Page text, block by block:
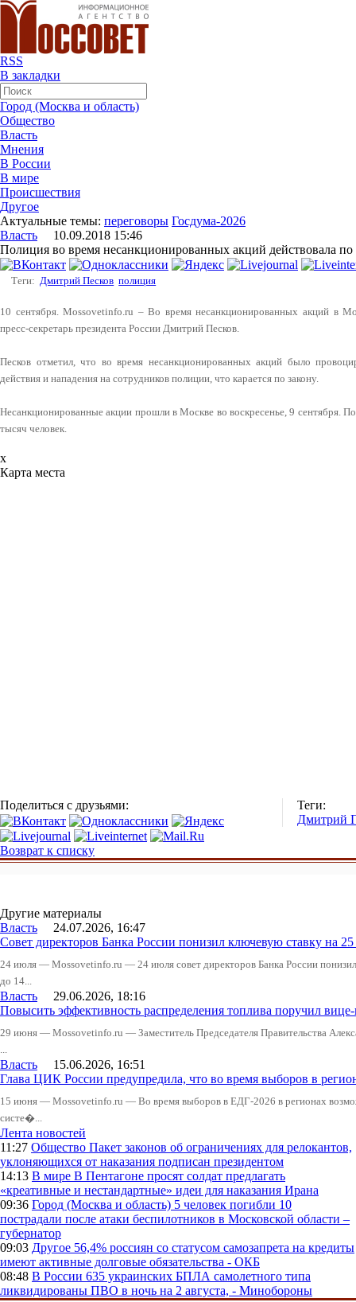
RSS
В закладки
Город (Москва и область)
Общество
Власть
Мнения
В России
В мире
Происшествия
Другое
Актуальные темы: переговоры Госдума-2026
Власть 10.09.2018 15:46
Полиция во время несанкционированных акций действовала по
Теги: Дмитрий Песков полиция
10 сентября. Mossovetinfo.ru – Во время несанкционированных акций в
пресс-секретарь президента России Дмитрий Песков.
Песков отметил, что во время несанкционированных акций было
действия и нападения на сотрудников полиции, что карается по закону.
Несанкционированные акции прошли в Москве во воскресенье, 9 сентября.
тысяч человек.
x
Карта места
Поделиться с друзьями:
Теги:
Дмитрий
Возврат к списку
Другие материалы
Власть 24.07.2026, 16:47
Совет директоров Банка России понизил ключевую ставку на
24 июля — Mossovetinfo.ru — 24 июля совет директоров Банка России
до 14...
Власть 29.06.2026, 18:16
Повысить эффективность распределения топлива поручил
29 июня — Mossovetinfo.ru — Заместитель Председателя Правительства
...
Власть 15.06.2026, 16:51
Глава ЦИК России предупредила, что во время выборов в
15 июня — Mossovetinfo.ru — Во время выборов в ЕДГ-2026 в регионах
систе�...
Лента новостей
11:27 Общество Пакет законов об ограничениях для релокантов,
уклоняющихся от наказания подписан президентом
14:13 В мире В Пентагоне просят солдат предлагать
«креативные и нестандартные» идеи для наказания Ирана
09:36 Город (Москва и область) 5 человек погибли 10
пострадали после атаки беспилотников в Московской области –
губернатор
09:03 Другое 56,4% россиян со статусом самозапрета на кредиты
имеют активные долговые обязательства - ОКБ
08:48 В России 635 украинских БПЛА самолетного типа
ликвидированы ПВО в ночь на 2 августа, - Минобороны